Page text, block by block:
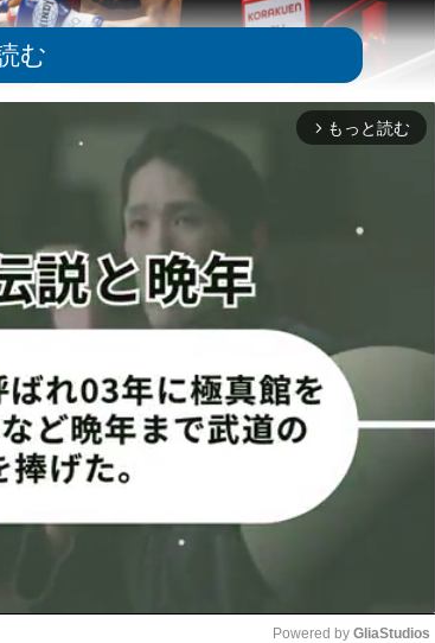
契約3分3R
arrow_forward_ios もっと読む
Powered by GliaStudios